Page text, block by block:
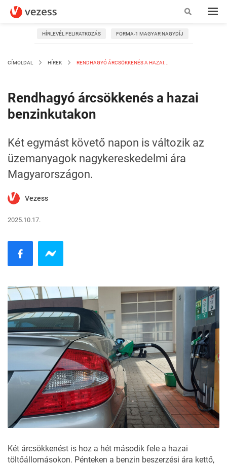
HÍRLEVÉL FELIRATKOZÁS FORMA-1 MAGYAR NAGYDÍJ
CÍMOLDAL HÍREK RENDHAGYÓ ÁRCSÖKKENÉS A HAZAI...
Rendhagyó árcsökkenés a hazai
benzinkutakon
Két egymást követő napon is változik az
üzemanyagok nagykereskedelmi ára
Magyarországon.
Vezess
2025.10.17.
Két árcsökkenést is hoz a hét második fele a hazai
töltőállomásokon. Pénteken a benzin beszerzési ára kettő,